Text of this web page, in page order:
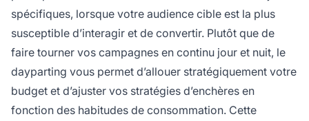
spécifiques, lorsque votre audience cible est la plus
susceptible d’interagir et de convertir. Plutôt que de
faire tourner vos campagnes en continu jour et nuit, le
dayparting vous permet d’allouer stratégiquement votre
budget et d’ajuster vos stratégies d’enchères en
fonction des habitudes de consommation. Cette